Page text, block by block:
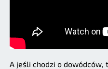
A jeśli chodzi o dowódców,